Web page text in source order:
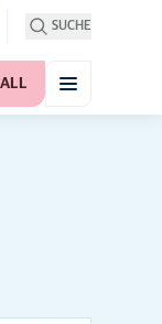
SUCHE